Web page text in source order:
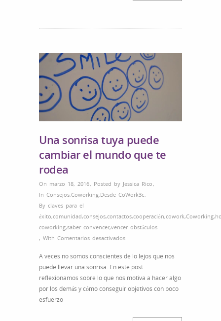
Una sonrisa tuya puede
cambiar el mundo que te
rodea
On marzo 18, 2016, Posted by Jessica Rico ,
In Consejos,Coworking,Desde CoWork3c,
By claves para el
éxito,comunidad,consejos,contactos,cooperación,cowork,Coworking,
coworking,saber convencer,vencer obstáculos
, With Comentarios desactivadosen
sonrisa
tuya
puede
cambiar
A veces no somos conscientes de lo lejos que nos
puede llevar una sonrisa. En este post
reflexionamos sobre lo que nos motiva a hacer algo
por los demás y cómo conseguir objetivos con poco
esfuerzo